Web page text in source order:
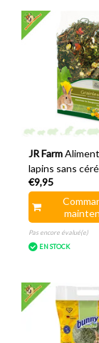
JR Farm
lapins sans
base de plantes,
grammes
€9,95
Pas encore évalué(e)
EN STOCK